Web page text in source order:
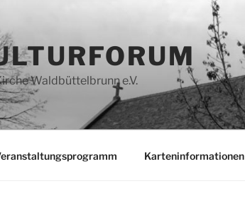
Waldbüttelbrunn e.V.
Karteninformationen